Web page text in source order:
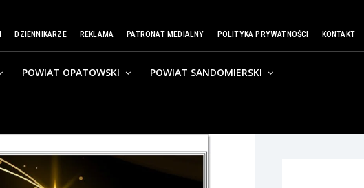
DZIENNIKARZE REKLAMA PATRONAT MEDIALNY POLITYKA PRYWATNOŚCI KONTAKT
POWIAT OPATOWSKI POWIAT SANDOMIERSKI